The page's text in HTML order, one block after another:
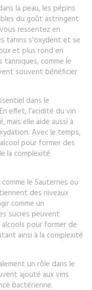
la peau, les pépins
du goût astringent
ressentez en
tanins s'oxydent et se
et plus rond en
comme le
souvent bénéficier
dans le
effet, l'acidité du vin
mais elle aide aussi à
Avec le temps,
pour former des
la complexité
le Sauternes ou
des niveaux
comme un
sucres peuvent
pour former de
ainsi à la complexité
un rôle dans le
ajouté aux vins
bactérienne.